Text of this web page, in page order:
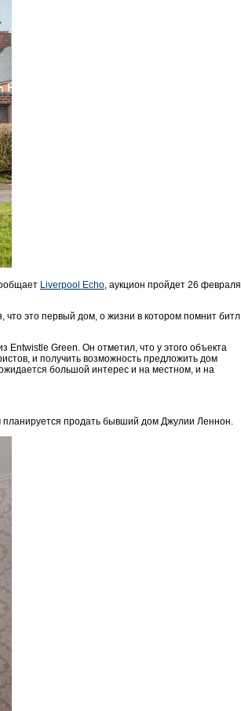
L iverpool Echo , аукцион пройдет 26 февраля
это первый дом, о жизни в котором помнит битл,
Entwistle Green. Он отметил, что у этого объекта
и получить возможность предложить дом
большой интерес и на местном, и на
планируется продать бывший дом Джулии Леннон